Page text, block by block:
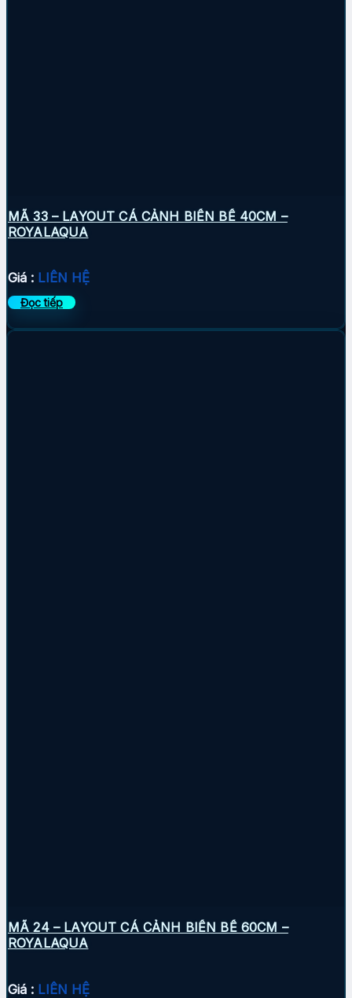
MÃ 33 – LAYOUT CÁ CẢNH BIỂN BỂ 40CM –
ROYALAQUA
Giá : LIÊN HỆ
Đọc tiếp
MÃ 24 – LAYOUT CÁ CẢNH BIỂN BỂ 60CM –
ROYALAQUA
Giá : LIÊN HỆ